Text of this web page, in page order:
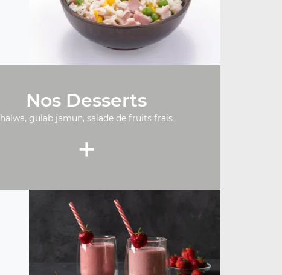
Nos Desserts
halwa, gulab jamun, salade de fruits frais
+